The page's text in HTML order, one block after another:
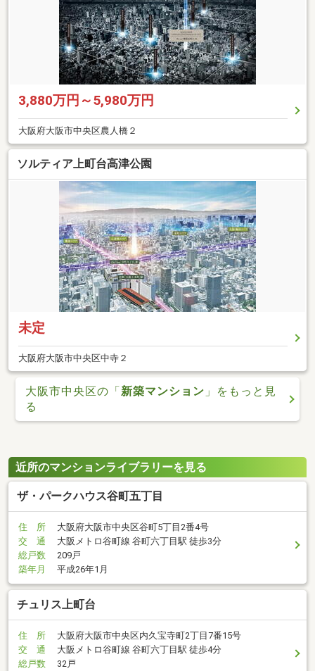
3,880万円～5,980万円
大阪府大阪市中央区農人橋２
ソルティア上町台高津公園
未定
大阪府大阪市中央区中寺２
大阪市中央区の「新築マンション 」をもっと見
る
近所のマンションライブラリーを見る
ザ・パークハウス谷町五丁目
住 所
大阪府大阪市中央区谷町5丁目2番4号
交 通
大阪メトロ谷町線 谷町六丁目駅 徒歩3分
総戸数
209戸
築年月
平成26年1月
チュリス上町台
住 所
大阪府大阪市中央区内久宝寺町2丁目7番15号
交 通
大阪メトロ谷町線 谷町六丁目駅 徒歩4分
総戸数
32戸